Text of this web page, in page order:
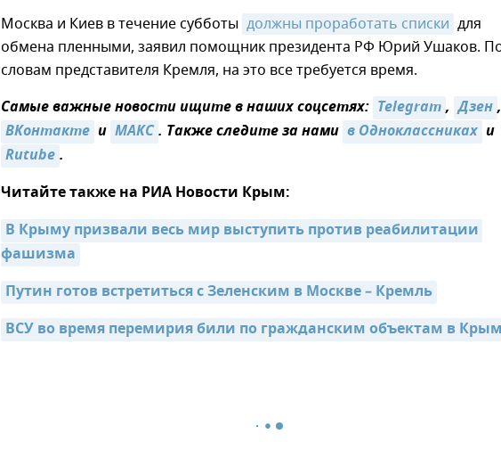
Москва и Киев в течение субботы должны проработать списки для
обмена пленными, заявил помощник президента РФ Юрий Ушаков.
словам представителя Кремля, на это все требуется время.
Самые важные новости ищите в наших соцсетях: Telegram, Дзен,
ВКонтакте и МАКС. Также следите за нами в Одноклассниках и
Rutube.
Читайте также на РИА Новости Крым:
В Крыму призвали весь мир выступить против реабилитации
фашизма
Путин готов встретиться с Зеленским в Москве – Кремль
ВСУ во время перемирия били по гражданским объектам в